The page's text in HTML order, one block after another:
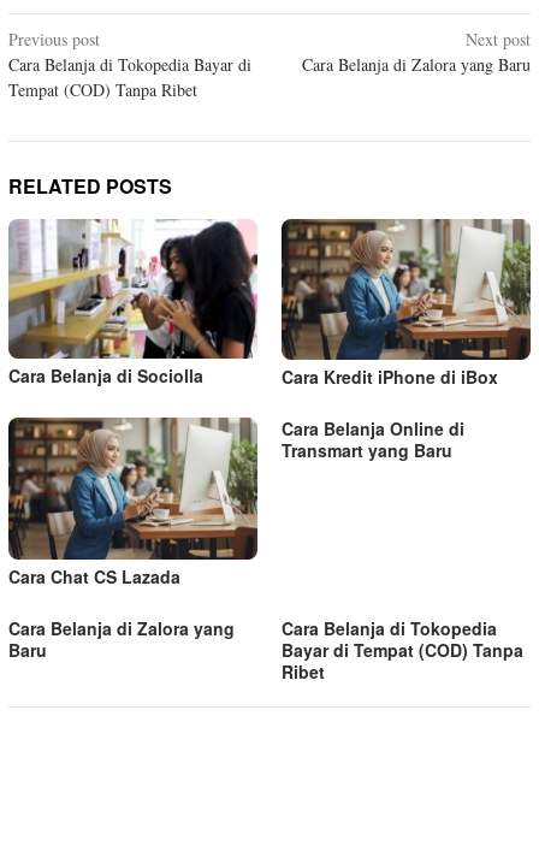
Post
navigation
Previous post
Cara Belanja di Tokopedia Bayar di
Tempat (COD) Tanpa Ribet
Next post
Cara Belanja di Zalora yang Baru
RELATED POSTS
Cara Belanja di Sociolla Cara Kredit iPhone di iBox
Cara Chat CS Lazada
Cara Belanja Online di
Transmart yang Baru
Cara Belanja di Zalora yang
Baru
Cara Belanja di Tokopedia
Bayar di Tempat (COD) Tanpa
Ribet